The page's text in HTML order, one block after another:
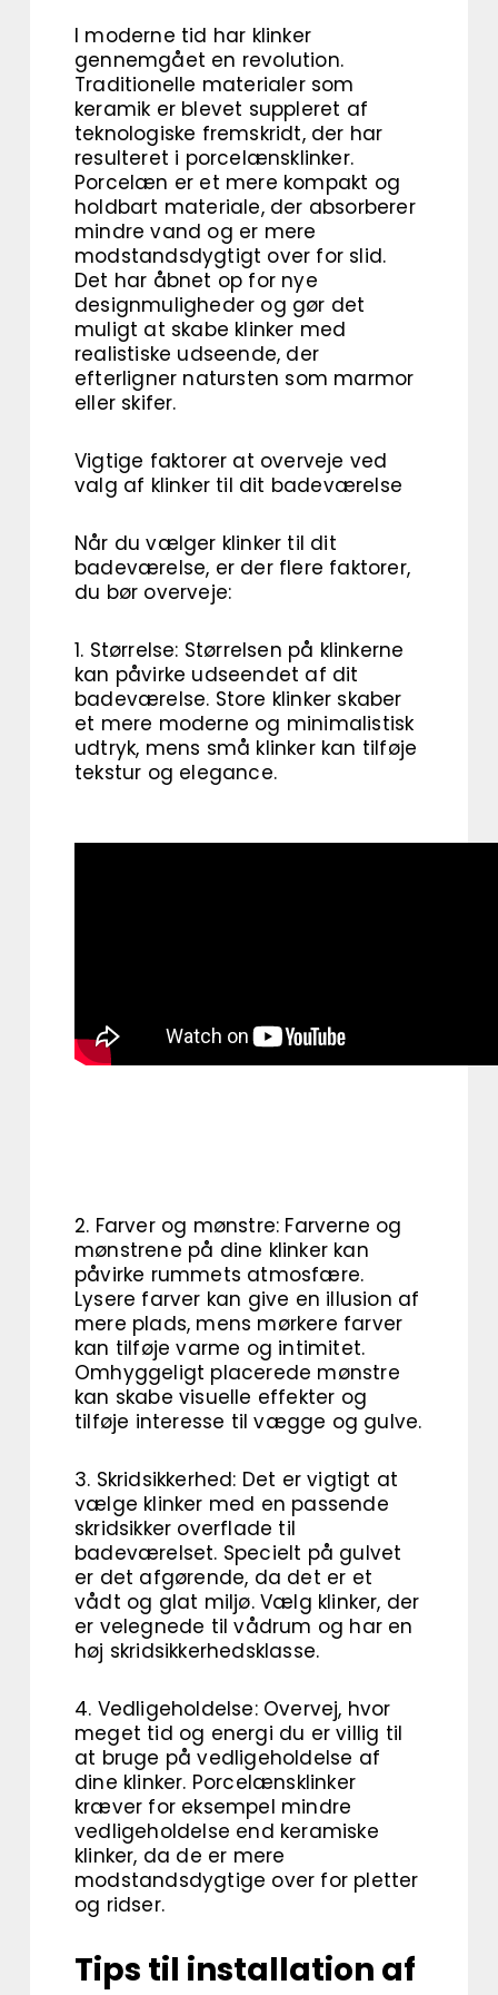
I moderne tid har klinker
gennemgået en revolution.
Traditionelle materialer som
keramik er blevet suppleret af
teknologiske fremskridt, der har
resulteret i porcelænsklinker.
Porcelæn er et mere kompakt og
holdbart materiale, der absorberer
mindre vand og er mere
modstandsdygtigt over for slid.
Det har åbnet op for nye
designmuligheder og gør det
muligt at skabe klinker med
realistiske udseende, der
efterligner natursten som marmor
eller skifer.
Vigtige faktorer at overveje ved
valg af klinker til dit badeværelse
Når du vælger klinker til dit
badeværelse, er der flere faktorer,
du bør overveje:
1. Størrelse: Størrelsen på klinkerne
kan påvirke udseendet af dit
badeværelse. Store klinker skaber
et mere moderne og minimalistisk
udtryk, mens små klinker kan tilføje
tekstur og elegance.
2. Farver og mønstre: Farverne og
mønstrene på dine klinker kan
påvirke rummets atmosfære.
Lysere farver kan give en illusion af
mere plads, mens mørkere farver
kan tilføje varme og intimitet.
Omhyggeligt placerede mønstre
kan skabe visuelle effekter og
tilføje interesse til vægge og gulve.
3. Skridsikkerhed: Det er vigtigt at
vælge klinker med en passende
skridsikker overflade til
badeværelset. Specielt på gulvet
er det afgørende, da det er et
vådt og glat miljø. Vælg klinker, der
er velegnede til vådrum og har en
høj skridsikkerhedsklasse.
4. Vedligeholdelse: Overvej, hvor
meget tid og energi du er villig til
at bruge på vedligeholdelse af
dine klinker. Porcelænsklinker
kræver for eksempel mindre
vedligeholdelse end keramiske
klinker, da de er mere
modstandsdygtige over for pletter
og ridser.
Tips til installation af